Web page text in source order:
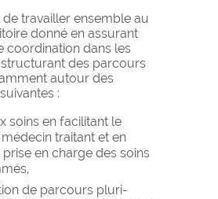
travailler ensemble au
donné en assurant
coordination dans les
des parcours
autour des
:
soins en facilitant le
traitant et en
en charge des soins
de parcours pluri-